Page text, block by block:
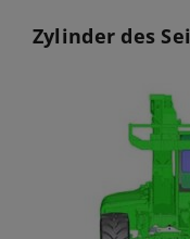
Zylinder des